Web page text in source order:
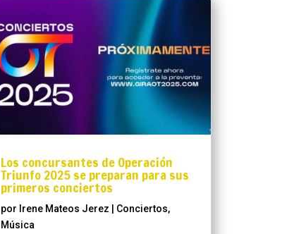
Los concursantes de Operación
Triunfo 2025 se preparan para sus
primeros conciertos
por Irene Mateos Jerez Conciertos,
Música